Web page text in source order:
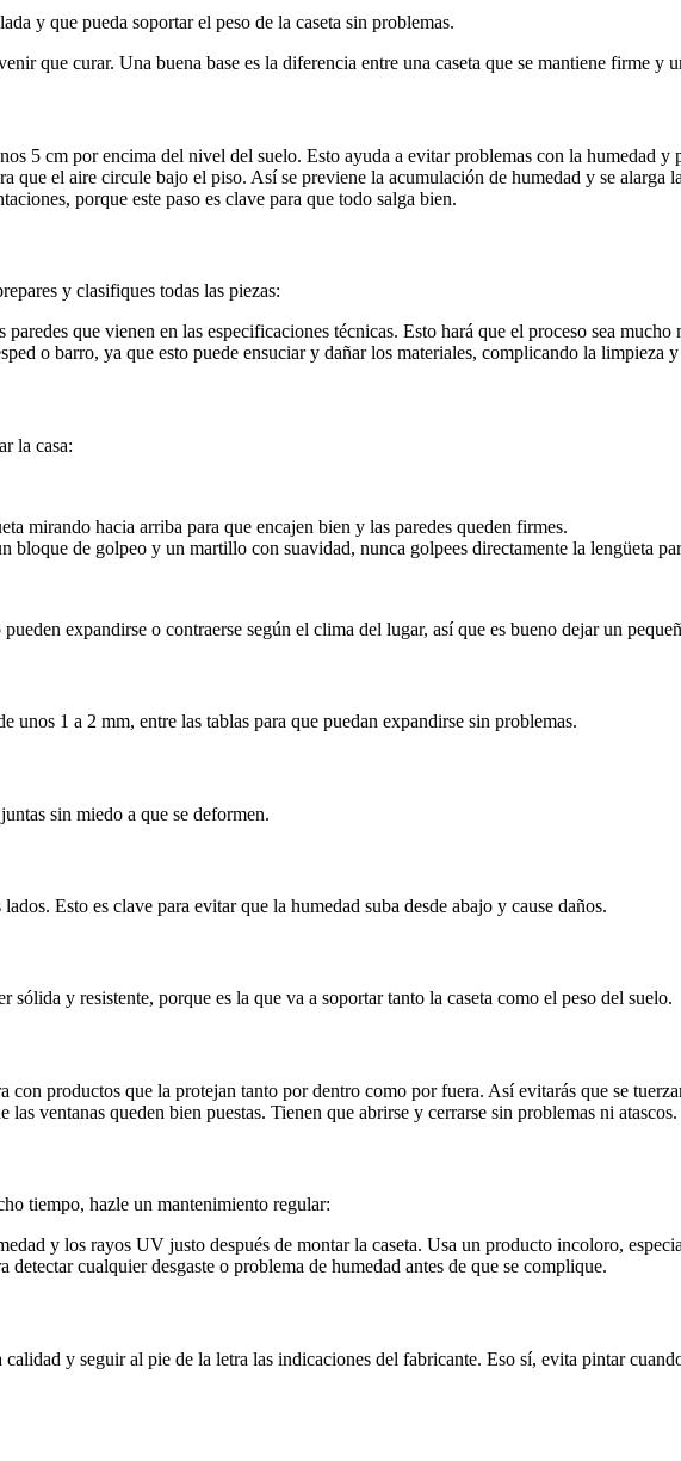
y que pueda soportar el peso de la caseta sin problemas.
que curar. Una buena base es la diferencia entre una caseta que se mantiene firme y
5 cm por encima del nivel del suelo. Esto ayuda a evitar problemas con la humedad y
que el aire circule bajo el piso. Así se previene la acumulación de humedad y se alarga
porque este paso es clave para que todo salga bien.
y clasifiques todas las piezas:
que vienen en las especificaciones técnicas. Esto hará que el proceso sea
o barro, ya que esto puede ensuciar y dañar los materiales, complicando la limpieza
la casa:
mirando hacia arriba para que encajen bien y las paredes queden firmes.
bloque de golpeo y un martillo con suavidad, nunca golpees directamente la lengüeta
expandirse o contraerse según el clima del lugar, así que es bueno dejar un
unos 1 a 2 mm, entre las tablas para que puedan expandirse sin problemas.
sin miedo a que se deformen.
Esto es clave para evitar que la humedad suba desde abajo y cause daños.
y resistente, porque es la que va a soportar tanto la caseta como el peso del suelo.
con productos que la protejan tanto por dentro como por fuera. Así evitarás que se
ventanas queden bien puestas. Tienen que abrirse y cerrarse sin problemas ni atascos.
tiempo, hazle un mantenimiento regular:
y los rayos UV justo después de montar la caseta. Usa un producto incoloro,
detectar cualquier desgaste o problema de humedad antes de que se complique.
y seguir al pie de la letra las indicaciones del fabricante. Eso sí, evita pintar